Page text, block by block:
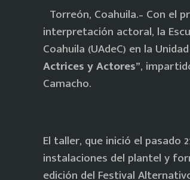
Torreón, Coahuila.– Con el
interpretación actoral, la
Coahuila (UAdeC) en la
Actrices y Actores”,
Camacho.
El taller, que inició el pasado
instalaciones del plantel y
edición del Festival